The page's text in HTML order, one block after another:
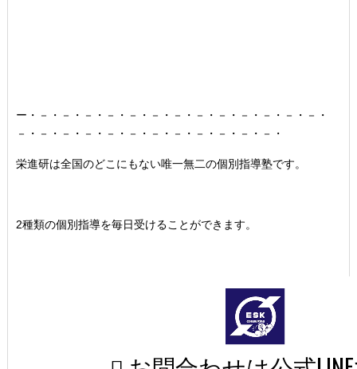
ー・－・－・－・－・－・－・－・－・－・－・－・－・－・
－・－・－・－・－・－・－・－・－・－・－・－・
栄進研は全国のどこにもない唯一無二の個別指導塾です。
2種類の個別指導を毎日受けることができます。